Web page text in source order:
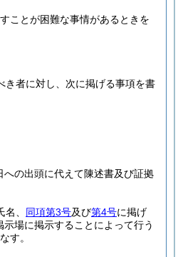
ことが困難な事情があるときを
き者に対し、次に掲げる事項を書
への出頭に代えて陳述書及び証拠
、 同項第3号及び第4号に掲げ
場に掲示することによって行う
す。